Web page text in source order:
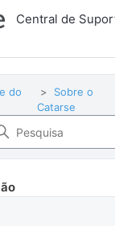
Central de
do
Sobre o
Catarse